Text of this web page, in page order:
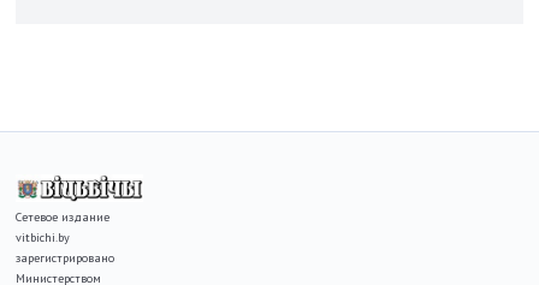
Сетевое издание
vitbichi.by
зарегистрировано
Министерством